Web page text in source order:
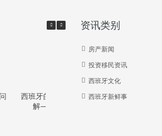
西班牙的教育体系详
解—干货分享
西班牙华人牛在哪
资讯类别
房产新闻
投资移民资讯
西班牙文化
西班牙新鲜事